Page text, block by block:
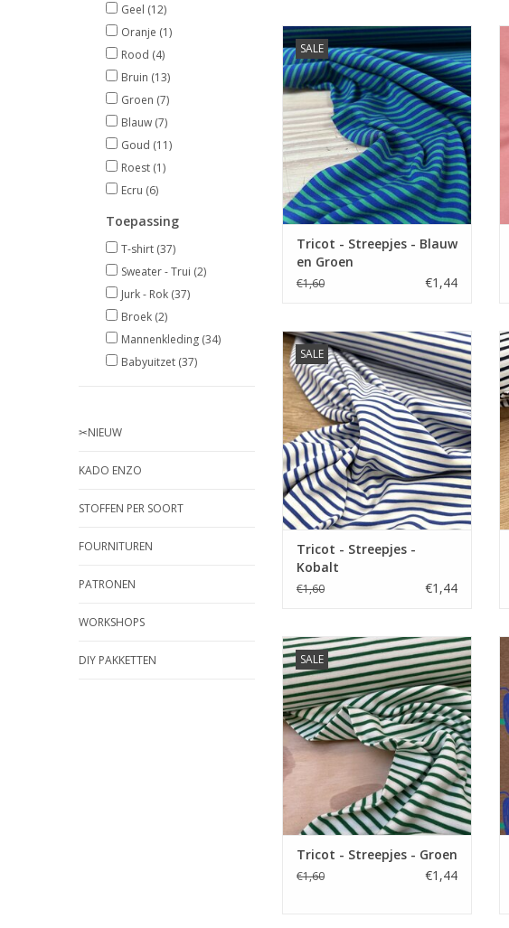
Geel (12)
Oranje (1)
Rood (4)
Bruin (13)
Groen (7)
Blauw (7)
Goud (11)
Roest (1)
Ecru (6)
Toepassing
T-shirt (37)
Sweater - Trui (2)
Jurk - Rok (37)
Broek (2)
Mannenkleding (34)
Babyuitzet (37)
✂︎NIEUW
KADO ENZO
STOFFEN PER SOORT
FOURNITUREN
PATRONEN
WORKSHOPS
DIY PAKKETTEN
SALE
Prijs per 10 cm.
Zachte Tarn dyed tricot met
streepjes. Verkrijgbaar in vele
kleuren.
TOEVOEGEN AAN WINKELWAGEN
Tricot - Streepjes - Blauw
en Groen
€1,60 €1,44
SALE
Prijs per 10 cm.
Zachte Tarn dyed tricot met
streepjes. Verkrijgbaar in vele
kleuren.
TOEVOEGEN AAN WINKELWAGEN
Tricot - Streepjes -
Kobalt
€1,60 €1,44
SALE
Prijs per 10 cm.
Zachte Tarn dyed tricot met
streepjes. Verkrijgbaar in vele
kleuren.
TOEVOEGEN AAN WINKELWAGEN
Tricot - Streepjes - Groen
€1,60 €1,44